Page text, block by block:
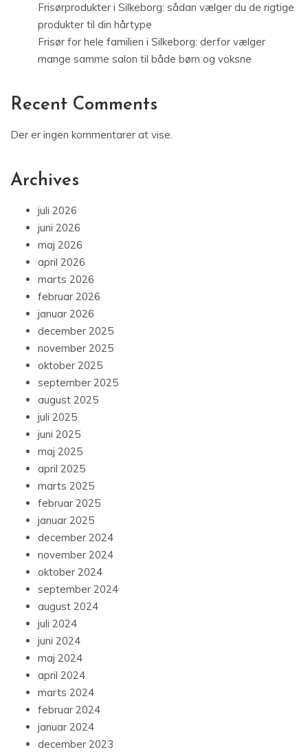
Frisørprodukter i Silkeborg: sådan vælger du de rigtige
produkter til din hårtype
Frisør for hele familien i Silkeborg: derfor vælger
mange samme salon til både børn og voksne
Recent Comments
Der er ingen kommentarer at vise.
Archives
juli 2026
juni 2026
maj 2026
april 2026
marts 2026
februar 2026
januar 2026
december 2025
november 2025
oktober 2025
september 2025
august 2025
juli 2025
juni 2025
maj 2025
april 2025
marts 2025
februar 2025
januar 2025
december 2024
november 2024
oktober 2024
september 2024
august 2024
juli 2024
juni 2024
maj 2024
april 2024
marts 2024
februar 2024
januar 2024
december 2023